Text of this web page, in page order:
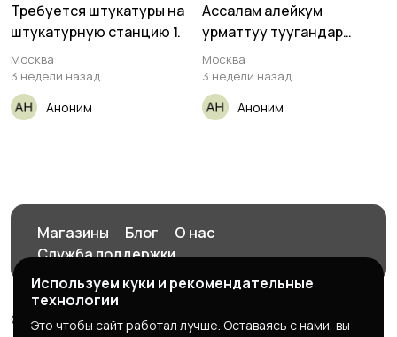
Требуется штукатуры на
штукатурную станцию 1.
Москва
3 недели назад
Аноним
Ассалам алейкум
урматтуу туугандар
метро Владыкиного
Москва
3 недели назад
Аноним
Магазины Блог
О нас
Служба поддержки
© 2026 yntymak.ru сайт объявлений жумуш квартира
Используем куки и рекомендательные
технологии
Это чтобы сайт работал лучше. Оставаясь с нами, вы